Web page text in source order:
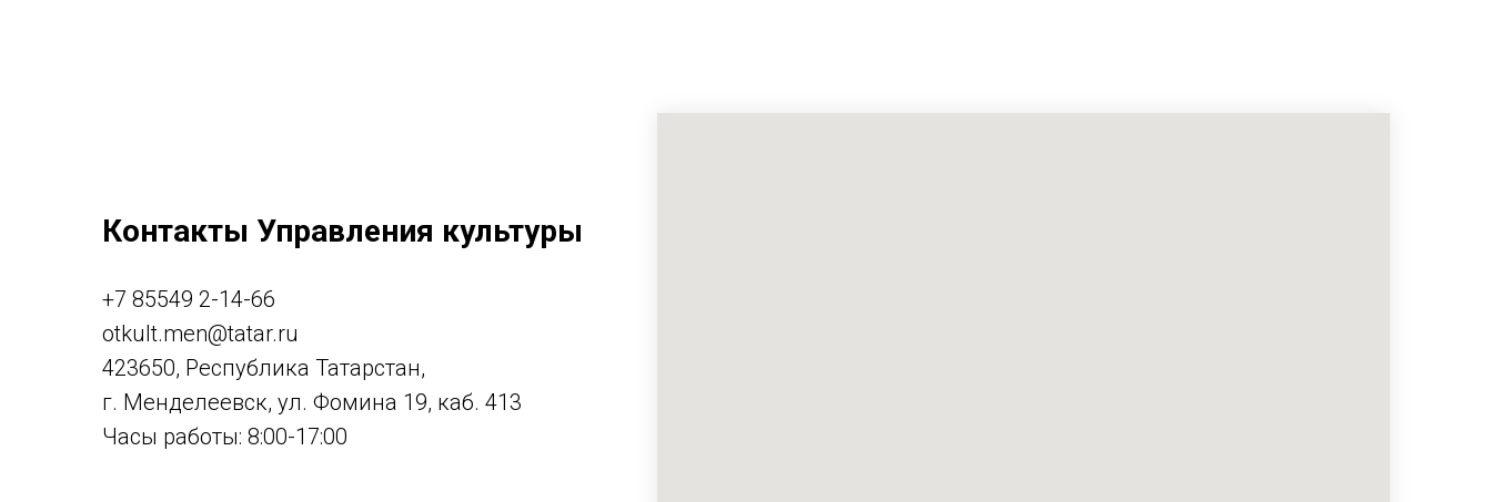
Контакты Управления культуры
+7 85549 2-14-66
otkult.men@tatar.ru
423650, Республика Татарстан,
г. Менделеевск, ул. Фомина 19, каб. 413
Часы работы: 8:00-17:00